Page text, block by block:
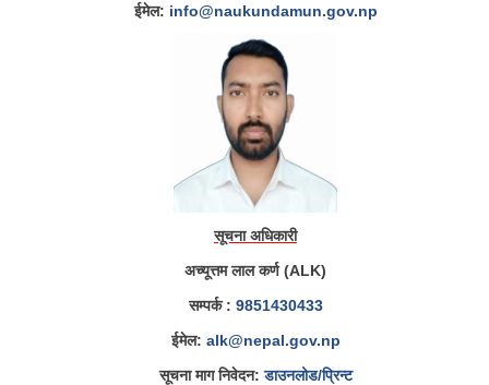
ईमेल: info@naukundamun.gov.np
सूचना अधिकारी
अच्यूत्तम लाल कर्ण (ALK)
सम्पर्क : 9851430433
ईमेल: alk@nepal.gov.np
सूचना माग निवेदन:डाउनलोड/प्रिन्ट